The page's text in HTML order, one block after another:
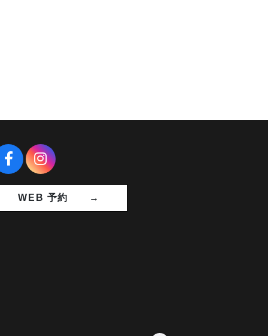
WEB 予約 →